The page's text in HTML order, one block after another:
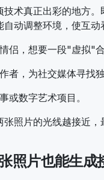
技术真正出彩的地方
自动调整环境，使互动
侣，想要一段"虚拟"合
者，为社交媒体寻找
或数字艺术项目。
张照片的光线越接近，
照片也能生成